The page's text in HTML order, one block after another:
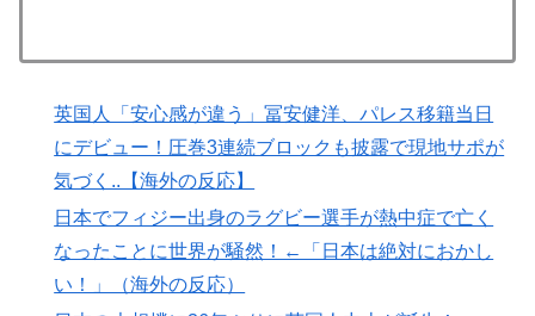
▶ 「これ以上続けるならケーキは無しだよ」娘のロウソク
を何度も吹き消した7歳、その日だけ皿が回ってこなか
った
▶
3.1節がある月なのに…3月のカレンダーに日本の富士
山・大阪城・桜が描かれ物議＝韓国の反応
▶ スカトロ野郎「今日仕事が終わったらやっとうんこが食
英国人「安心感が違う」冨安健洋、パレス移籍当日
にデビュー！圧巻3連続ブロックも披露で現地サポが
気づく..【海外の反応】
日本でフィジー出身のラグビー選手が熱中症で亡く
なったことに世界が騒然！←「日本は絶対におかし
い！」（海外の反応）